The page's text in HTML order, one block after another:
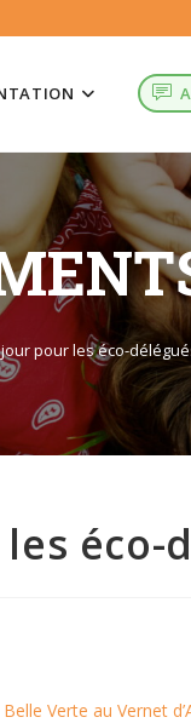
pour les éco-
éco-
Verte au Vernet